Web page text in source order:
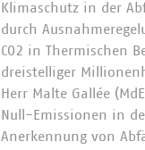
Klimaschutz in der
durch
CO2 in Thermischen
dreistelliger
Herr Malte Gallée
Null-Emissionen in
Anerkennung von